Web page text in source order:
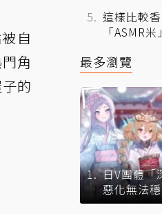
自
角
的
這樣比較
「ASMR
最多瀏覽
日V團體「
惡化無法
來去向